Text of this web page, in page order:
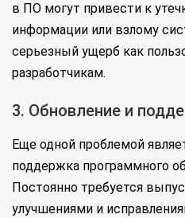
в ПО могут привести к
информации или взлому
серьезный ущерб как
разработчикам.
3. Обновление и
Еще одной проблемой
поддержка программного
Постоянно требуется
улучшениями и